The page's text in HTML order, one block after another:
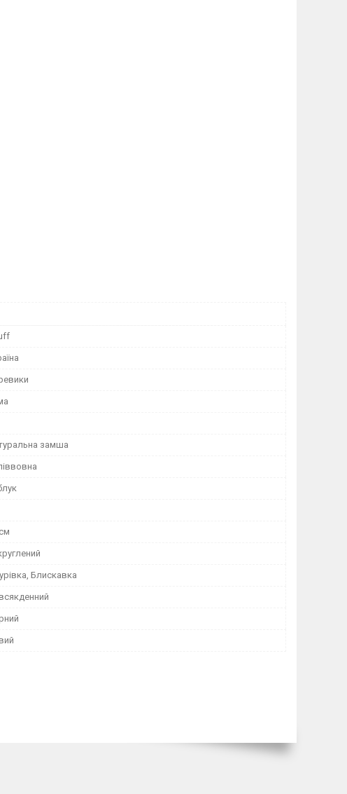
замша
Блискавка